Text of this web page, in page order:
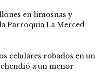
en limosnas y
Parroquia La Merced
celulares robados en un
a un menor